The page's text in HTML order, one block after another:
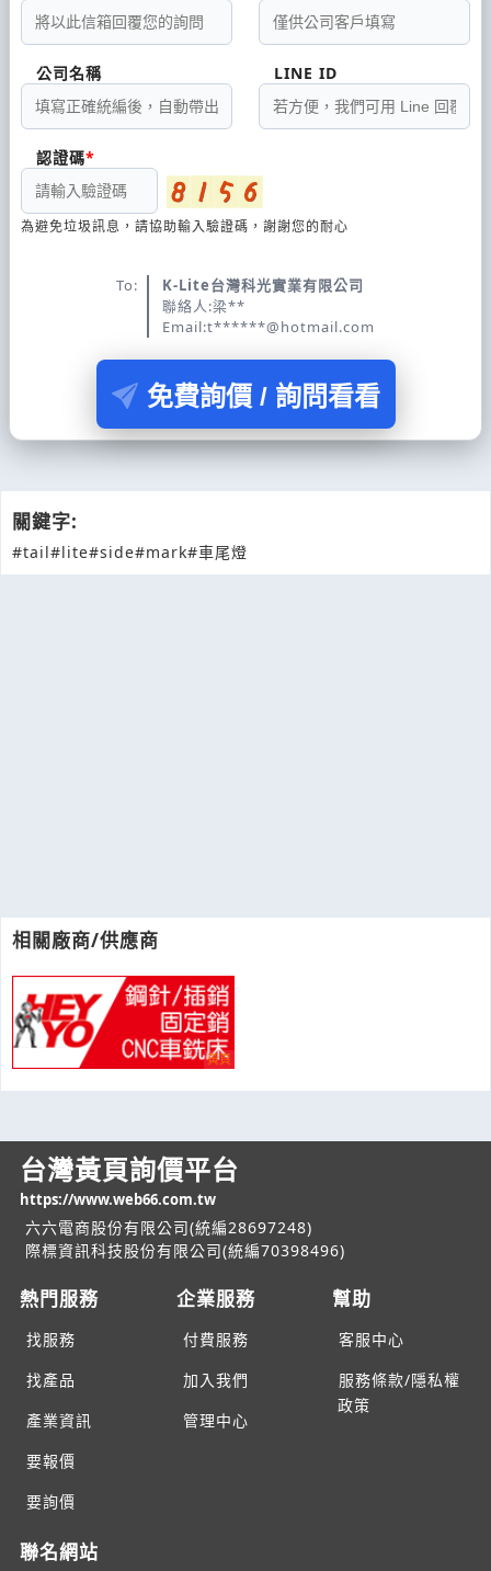
相關廠商/供應商
公司名稱 LINE ID
認證碼
為避免垃圾訊息，請協助輸入驗證碼，謝謝您的耐心
To:
K-Lite台灣科光實業有限公司
聯絡人:梁**
Email:t******@hotmail.com
免費詢價 / 詢問看看
關鍵字:
#tail#lite#side#mark#車尾燈
台灣黃頁詢價平台
https://www.web66.com.tw
六六電商股份有限公司(統編28697248)
際標資訊科技股份有限公司(統編70398496)
熱門服務
找服務
找產品
產業資訊
要報價
要詢價
企業服務
付費服務
加入我們
管理中心
幫助
客服中心
服務條款/隱私權
政策
聯名網站